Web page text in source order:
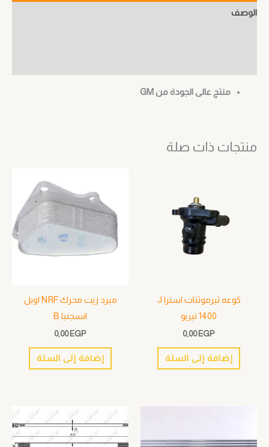
الوصف
منتج عالى الجودة من GM
منتجات ذات صلة
كوعه ثيرموثتات استرا J
1400 تيربو
0,00 EGP
إضافة إلى السلة
مبرد زيت محرك NRF اوبل
انسجنيا B
0,00 EGP
إضافة إلى السلة